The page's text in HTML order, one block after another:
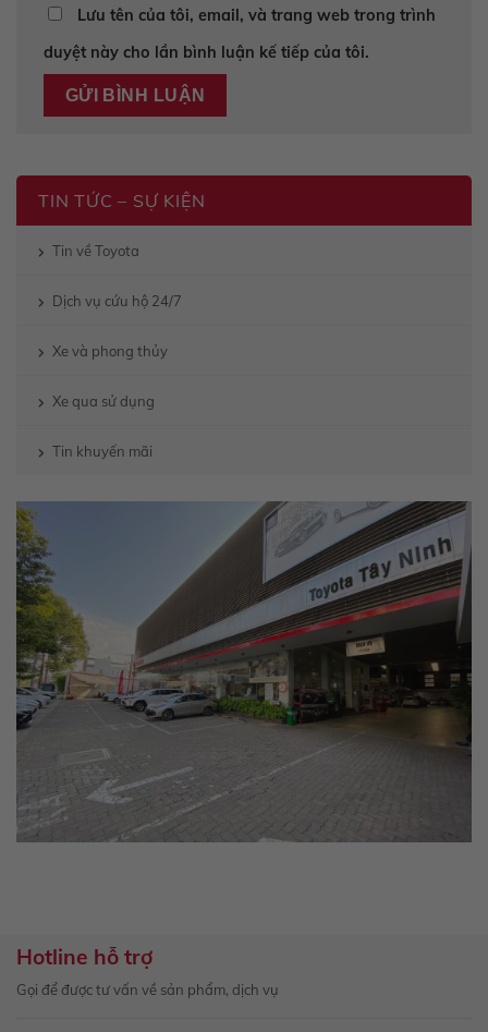
TIN TỨC – SỰ KIỆN
Tin về Toyota
Dịch vụ cứu hộ 24/7
Xe và phong thủy
Xe qua sử dụng
Tin khuyến mãi
Lưu tên của tôi, email, và trang web trong trình
duyệt này cho lần bình luận kế tiếp của tôi.
Hotline hỗ trợ
Gọi để được tư vấn về sản phẩm, dịch vụ